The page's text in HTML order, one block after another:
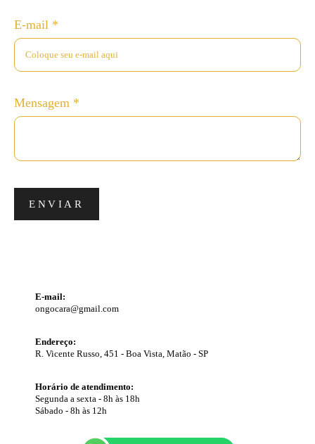
E-mail *
Mensagem *
ENVIAR
E-mail:
ongocara@gmail.com
Endereço:
R. Vicente Russo, 451 - Boa Vista, Matão - SP
Horário de atendimento:
Segunda a sexta - 8h às 18h
Sábado - 8h às 12h